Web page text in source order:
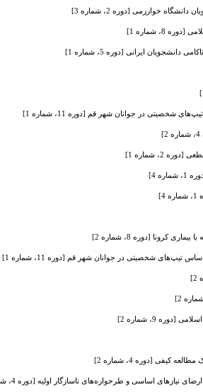
خوارزمی [دوره 2، شماره 3]
8، شماره 1]
ایرانی [دوره 5، شماره 1]
در جوانان شهر قم [دوره 11، شماره 1]
2، شماره 1]
4]
[دوره 8، شماره 2]
شخصیتی در جوانان شهر قم [دوره 11، شماره 1]
9، شماره 2]
کیفی [دوره 4، شماره 2]
اساسی و طرحواره‌های ‌ناسازگار ‌اولیه [دوره 4، شماره 1]